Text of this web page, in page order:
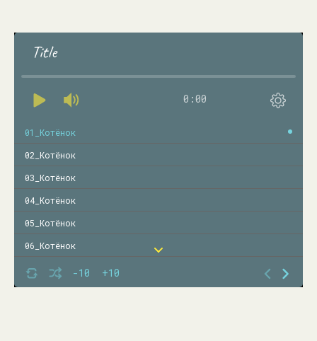
Title
0:00
-10 +10
01_Котёнок
02_Котёнок
03_Котёнок
04_Котёнок
05_Котёнок
06_Котёнок
07_Котёнок
08_Котёнок